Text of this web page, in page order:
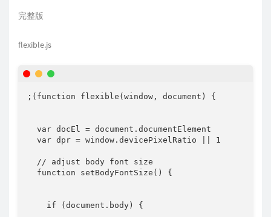
完整版
flexible.js
; ( function flexible (window , document ) {
var docEl = document . documentElement
var dpr = window . devicePixelRatio 1
// adjust body font size
function
setBodyFontSize ( ) {
if (document . body) {